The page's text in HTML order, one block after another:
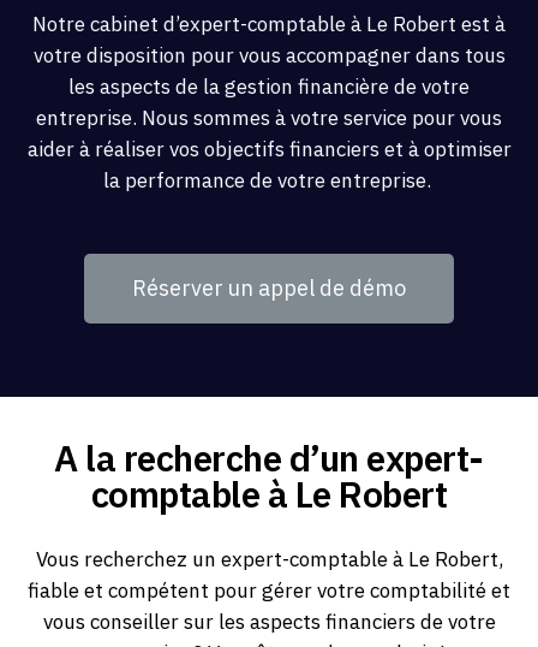
Notre cabinet d’expert-comptable à Le Robert est à
votre disposition pour vous accompagner dans tous
les aspects de la gestion financière de votre
entreprise. Nous sommes à votre service pour vous
aider à réaliser vos objectifs financiers et à optimiser
la performance de votre entreprise.
Réserver un appel de démo
A la recherche d’un expert-
comptable à Le Robert
Vous recherchez un expert-comptable à Le Robert,
fiable et compétent pour gérer votre comptabilité et
vous conseiller sur les aspects financiers de votre